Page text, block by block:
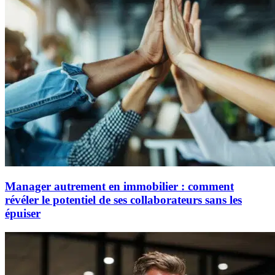
Manager autrement en immobilier : comment
révéler le potentiel de ses collaborateurs sans les
épuiser